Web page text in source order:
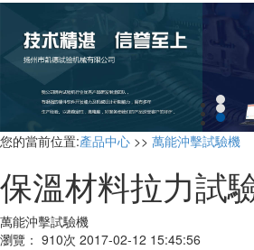
您的當前位置:產品中心 >> 萬能沖擊試驗機
保溫材料拉力試
萬能沖擊試驗機
瀏覽： 910次 2017-02-12 15:45:56